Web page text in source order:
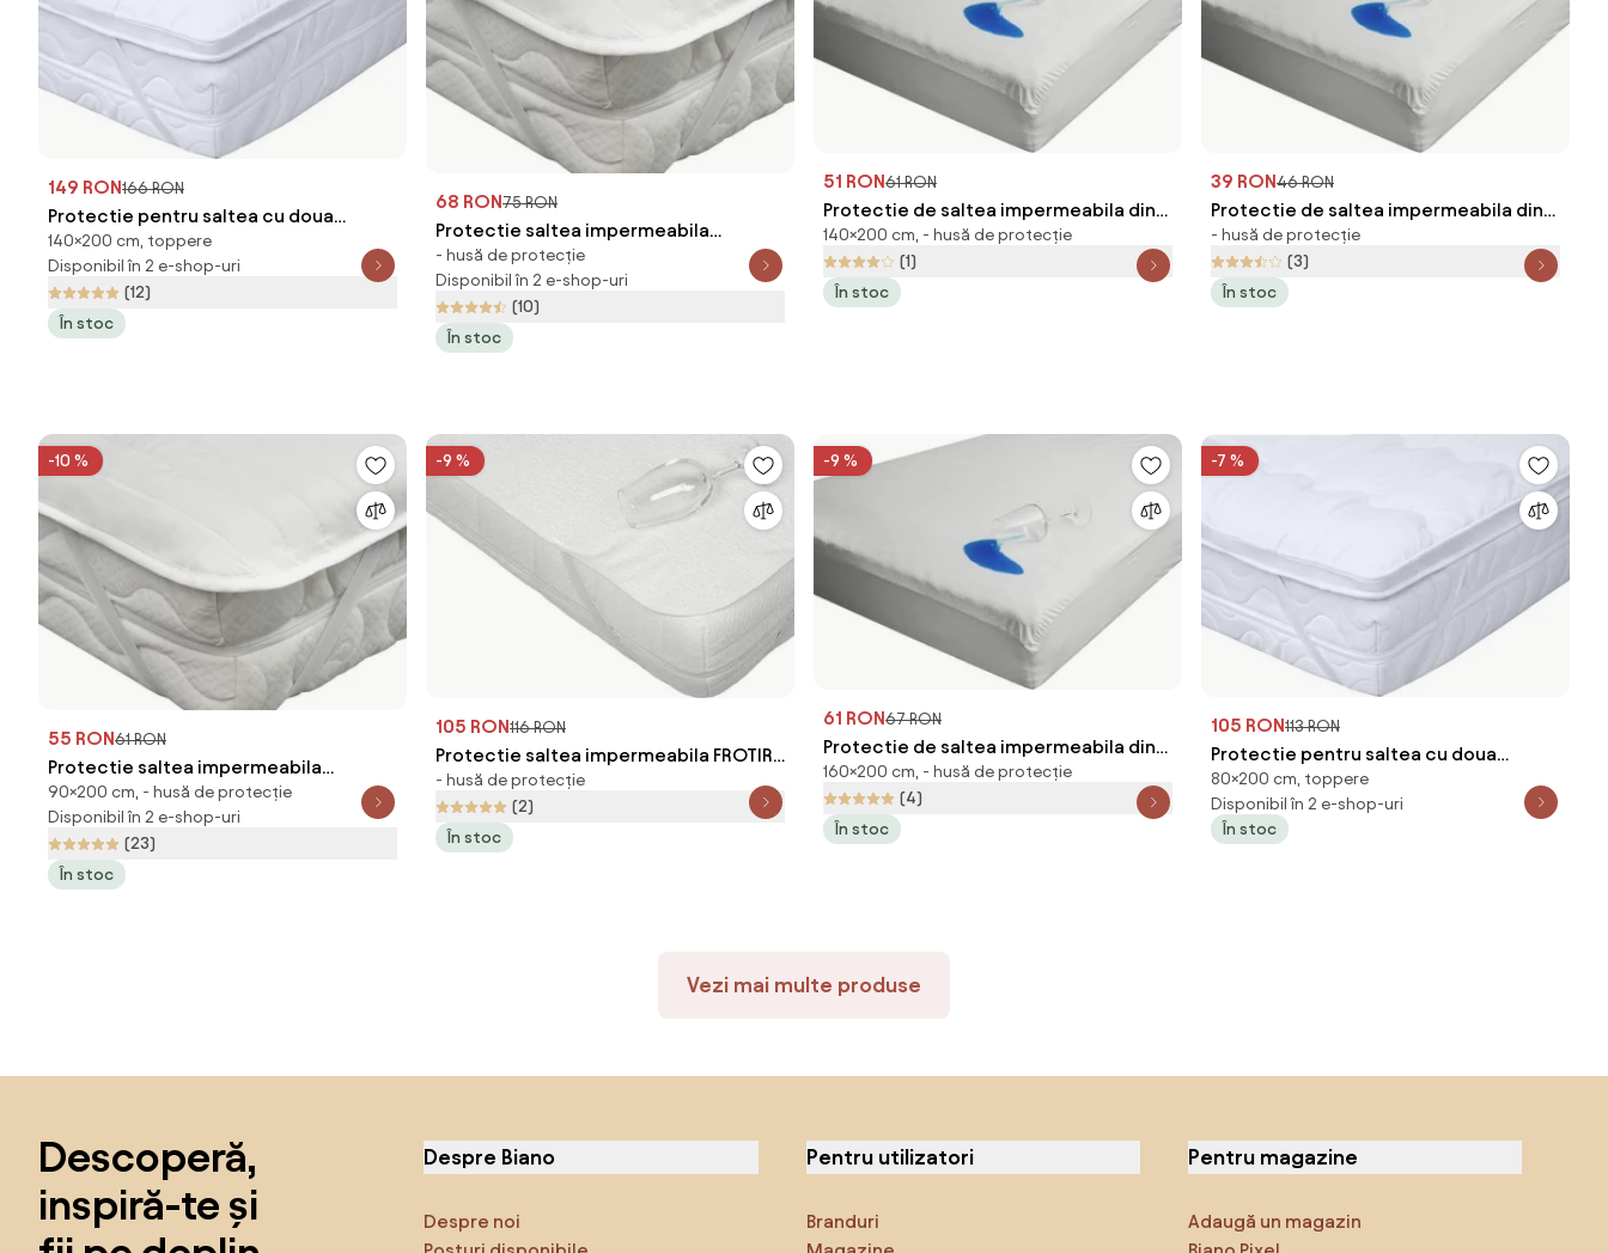
149 RON166 RON
Protectie pentru saltea cu doua
straturi - TOPPER 140 x 200 cm
140×200 cm, toppere
Disponibil în 2 e-shop-uri
(12)
În stoc
68 RON75 RON
Protectie saltea impermeabila
matlasata 120 x 200 cm
- husă de protecție
Disponibil în 2 e-shop-uri
(10)
În stoc
51 RON61 RON
Protectie de saltea impermeabila din
frote GUARD 140 x 200 cm
140×200 cm, - husă de protecție
(1)
În stoc
39 RON46 RON
Protectie de saltea impermeabila din
frote GUARD 90 x 200 cm
- husă de protecție
(3)
În stoc
-10 %
55 RON 61 RON
Protectie saltea impermeabila
matlasata 90 x 200 cm
90×200 cm, - husă de protecție
Disponibil în 2 e-shop-uri
(23)
În stoc
-9 %
105 RON116 RON
Protectie saltea impermeabila FROTIR
220 x 200 cm
- husă de protecție
(2)
În stoc
-9 %
61 RON67 RON
Protectie de saltea impermeabila din
frote GUARD 160 x 200 cm
160×200 cm, - husă de protecție
(4)
În stoc
-7 %
105 RON113 RON
Protectie pentru saltea cu doua
straturi - TOPPER 80 x 200 cm
80×200 cm, toppere
Disponibil în 2 e-shop-uri
În stoc
Vezi mai multe produse
Descoperă,
inspiră-te și
Despre Biano
Despre noi
Pentru utilizatori
Branduri
Pentru magazine
Adaugă un magazin